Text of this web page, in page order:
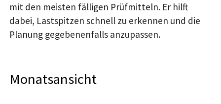
mit den meisten fälligen Prüfmitteln. Er hilft
dabei, Lastspitzen schnell zu erkennen und die
Planung gegebenenfalls anzupassen.
Monatsansicht